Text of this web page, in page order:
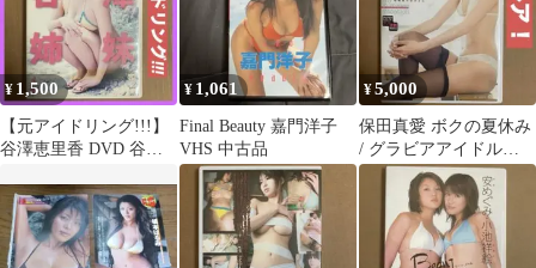
¥ 1,500
【元アイドリング!!!】
谷澤恵里香 DVD 谷澤
ジ
¥ 1,061
Final Beauty 嘉門洋子
VHS 中古品
¥5,000
保田真愛 ボクの夏休み
/ グラビアアイドル
DVD 着エロDVD イメ
ージDVD